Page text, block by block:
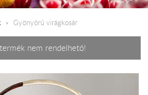
Gyönyörű virágkosár
nem rendelhető!